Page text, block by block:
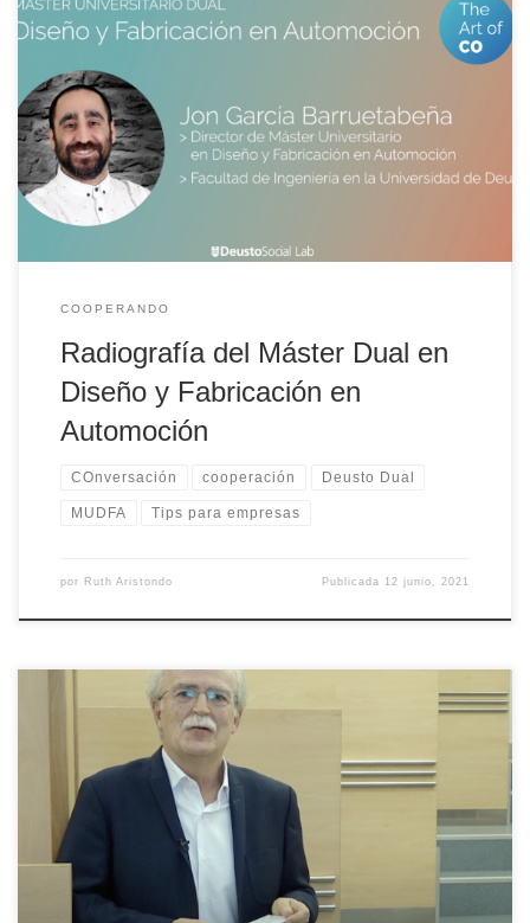
Fabricación en Automoción de Deusto, desgrana qué es es máster,
cómo y qué supone la COoperación entre la universidad y la
empresa, los beneficios que reporta y los puentes que se tienden
entre dualidad y empleabilidad para afrontar los retos del futuro.
COOPERANDO
Radiografía del Máster Dual en
Diseño y Fabricación en
Automoción
COnversación cooperación Deusto Dual
MUDFA Tips para empresas
por Ruth Aristondo Publicada 12 junio, 2021
José Luis Larrea, Presidente del Consejo Asesor de Deusto Social
Lab, nos hace reflexionar sobre el nuevo paradigma relacional en
el que estamos inmersos y cómo las personas y un acercamiento
entre universidades y empresas es clave para hacer frente a los
retos del futuro.